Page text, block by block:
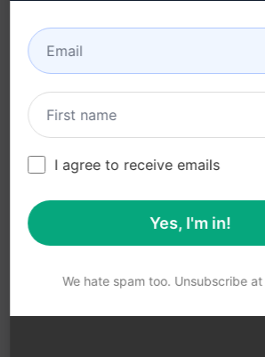
Kullanım Koşulları (en)
Tarayıcı Uzantısı
Terimleri (en)
Faturalama Koşulları (en)
© 2026
All logos, trademarks, and registered
AIPRM and other related brand
laws.
and EU CTM EU18823472,
I agree to receive emails
Yes, I'm in!
We hate spam too. Unsubscribe